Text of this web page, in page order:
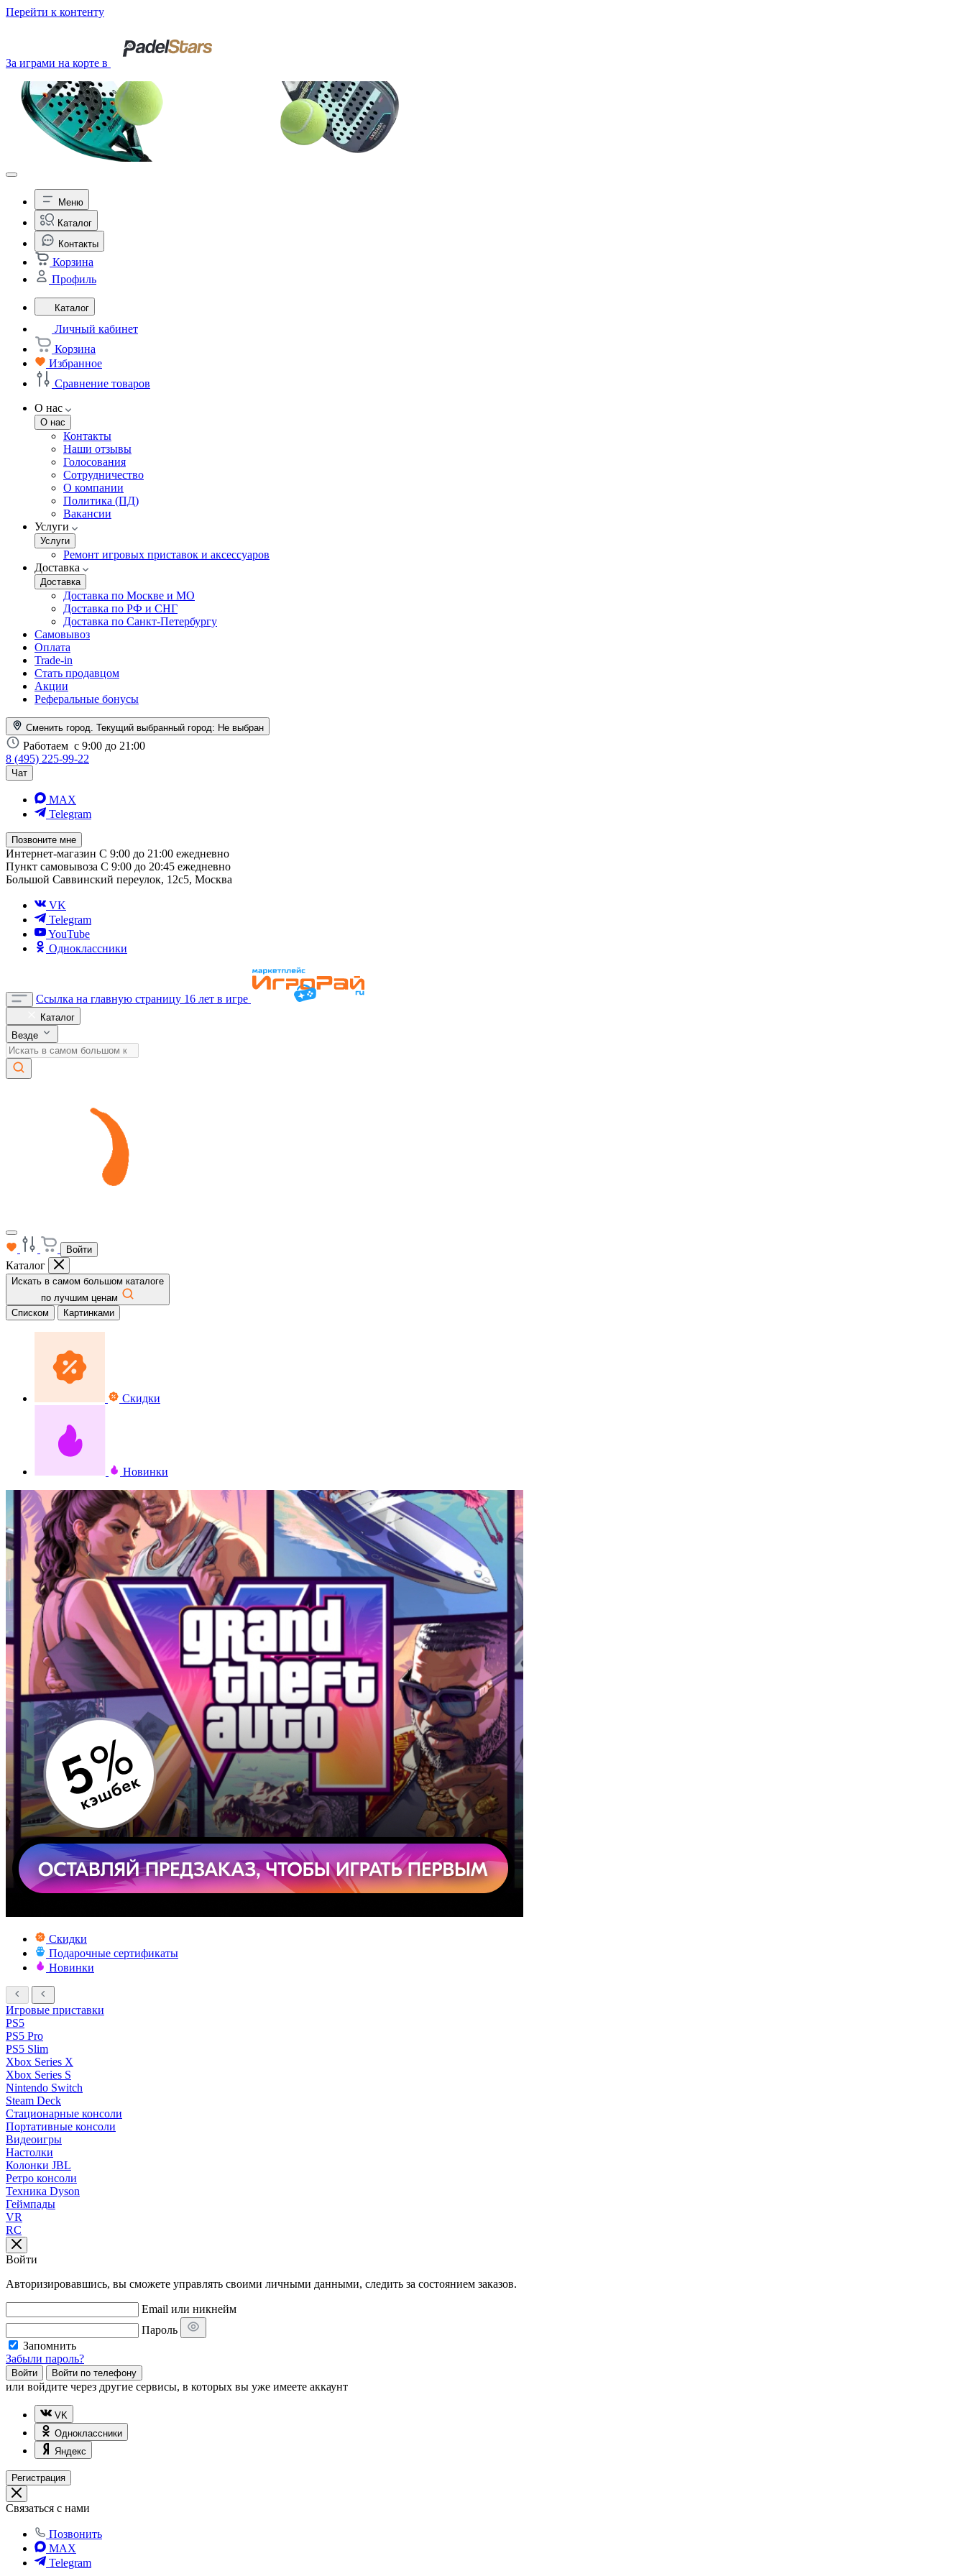
Перейти к контенту
За играми на корте в
Меню
Каталог
Контакты
Корзина
Профиль
Каталог
Личный кабинет
Корзина
Избранное
Сравнение товаров
О нас
О нас
Контакты
Наши отзывы
Голосования
Сотрудничество
О компании
Политика (ПД)
Вакансии
Услуги
Услуги
Ремонт игровых приставок и аксессуаров
Доставка
Доставка
Доставка по Москве и МО
Доставка по РФ и СНГ
Доставка по Санкт-Петербургу
Самовывоз
Оплата
Trade-in
Стать продавцом
Акции
Реферальные бонусы
Сменить город. Текущий выбранный город: Не выбран
Работаем с 9:00 до 21:00
8 (495) 225-99-22
Чат
MAX
Telegram
Позвоните мне
Интернет-магазин С 9:00 до 21:00 ежедневно
Пункт самовывоза С 9:00 до 20:45 ежедневно
Большой Саввинский переулок, 12с5, Москва
VK
Telegram
YouTube
Одноклассники
Ссылка на главную страницу 16 лет в игре
Каталог
Везде
Войти
Каталог
Искать в самом большом каталоге
по лучшим ценам
Списком
Картинками
Скидки
Новинки
Скидки
Подарочные сертификаты
Новинки
Игровые приставки
PS5
PS5 Pro
PS5 Slim
Xbox Series X
Xbox Series S
Nintendo Switch
Steam Deck
Стационарные консоли
Портативные консоли
Видеоигры
Настолки
Колонки JBL
Ретро консоли
Техника Dyson
Геймпады
VR
RC
Войти
Авторизировавшись, вы сможете управлять своими личными данными, следить за состоянием заказов.
Email или никнейм
Пароль
Запомнить
Забыли пароль?
Войти Войти по телефону
или войдите через другие сервисы, в которых вы уже имеете аккаунт
VK
Одноклассники
Яндекс
Регистрация
Связаться с нами
Позвонить
MAX
Telegram